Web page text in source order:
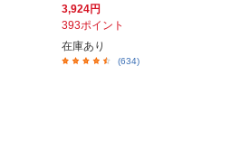
3,924円
393ポイント
在庫あり
(634)